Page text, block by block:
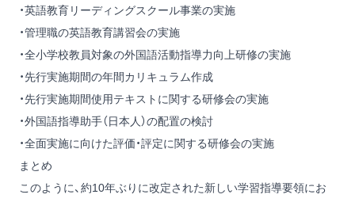
・英語教育リーディングスクール事業の実施
・管理職の英語教育講習会の実施
・全小学校教員対象の外国語活動指導力向上研修の実施
・先行実施期間の年間カリキュラム作成
・先行実施期間使用テキストに関する研修会の実施
・外国語指導助手（日本人）の配置の検討
・全面実施に向けた評価・評定に関する研修会の実施
まとめ
このように、約10年ぶりに改定された新しい学習指導要領にお